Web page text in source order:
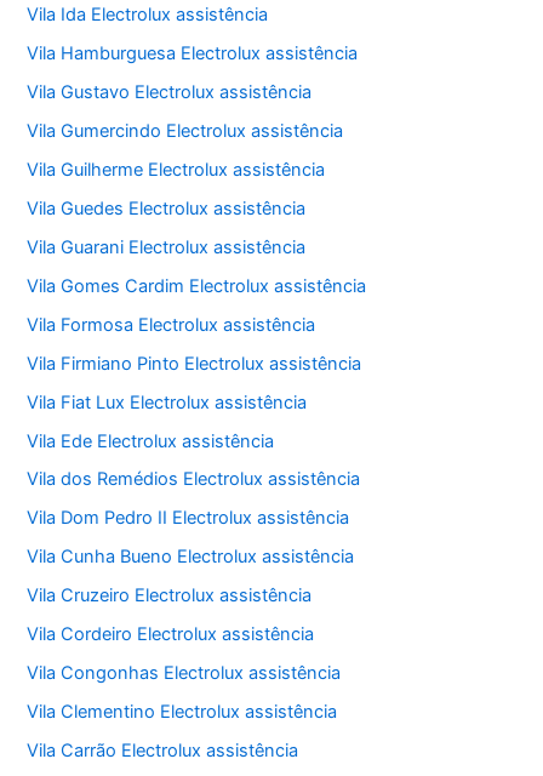
Vila Ida Electrolux assistência
Vila Hamburguesa Electrolux assistência
Vila Gustavo Electrolux assistência
Vila Gumercindo Electrolux assistência
Vila Guilherme Electrolux assistência
Vila Guedes Electrolux assistência
Vila Guarani Electrolux assistência
Vila Gomes Cardim Electrolux assistência
Vila Formosa Electrolux assistência
Vila Firmiano Pinto Electrolux assistência
Vila Fiat Lux Electrolux assistência
Vila Ede Electrolux assistência
Vila dos Remédios Electrolux assistência
Vila Dom Pedro II Electrolux assistência
Vila Cunha Bueno Electrolux assistência
Vila Cruzeiro Electrolux assistência
Vila Cordeiro Electrolux assistência
Vila Congonhas Electrolux assistência
Vila Clementino Electrolux assistência
Vila Carrão Electrolux assistência